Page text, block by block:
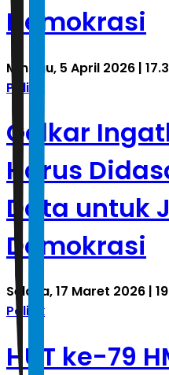
Demokrasi
Minggu, 5 April 2026 |
Politik
Golkar
Harus
Data untuk
Demokrasi
Selasa, 17 Maret 2026 |
Politik
HUT ke-79